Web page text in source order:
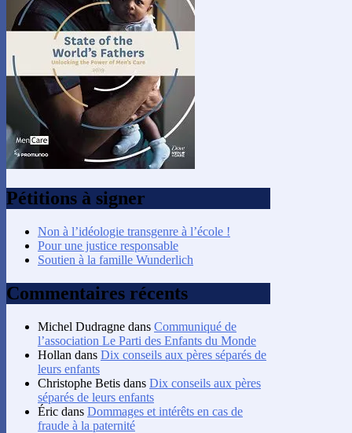
Pétitions à signer
Non à l’idéologie transgenre à l’école !
Pour une justice responsable
Soutien à la famille Wunderlich
Commentaires récents
Michel Dudragne dans Communiqué de
l’association Le Parti des Enfants du Monde
Hollan dans Dix conseils aux pères séparés de
leurs enfants
Christophe Betis dans Dix conseils aux pères
séparés de leurs enfants
Éric dans Dommages et intérêts en cas de
fraude à la paternité